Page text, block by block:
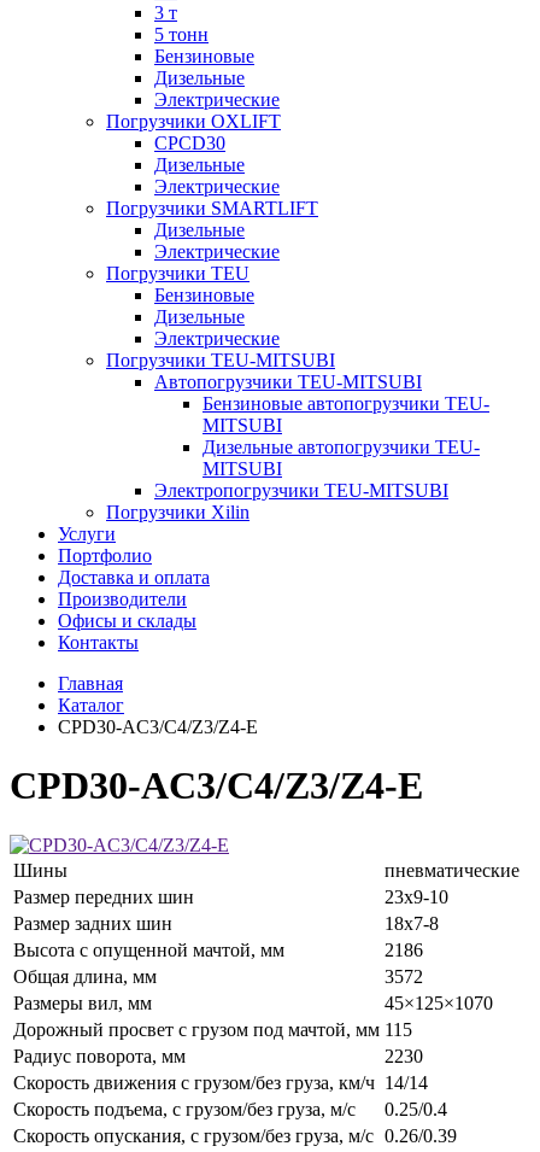
3 т
5 тонн
Бензиновые
Дизельные
Электрические
Погрузчики OXLIFT
CPCD30
Дизельные
Электрические
Погрузчики SMARTLIFT
Дизельные
Электрические
Погрузчики TEU
Бензиновые
Дизельные
Электрические
Погрузчики TEU-MITSUBI
Автопогрузчики TEU-MITSUBI
Бензиновые автопогрузчики TEU-
MITSUBI
Дизельные автопогрузчики TEU-
MITSUBI
Электропогрузчики TEU-MITSUBI
Погрузчики Xilin
Услуги
Портфолио
Доставка и оплата
Производители
Офисы и склады
Контакты
Главная
Каталог
CPD30-AC3/C4/Z3/Z4-E
CPD30-AC3/C4/Z3/Z4-E
Шины
пневматические
Размер передних шин
23х9-10
Размер задних шин
18х7-8
Высота с опущенной мачтой, мм
2186
Общая длина, мм
3572
Размеры вил, мм
45×125×1070
Дорожный просвет с грузом под мачтой, мм 115
Радиус поворота, мм
2230
Скорость движения с грузом/без груза, км/ч 14/14
Скорость подъема, с грузом/без груза, м/с
0.25/0.4
Скорость опускания, с грузом/без груза, м/с 0.26/0.39